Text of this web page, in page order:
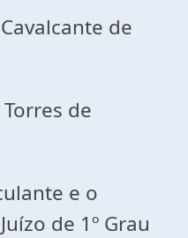
de
de
e o
de 1º Grau